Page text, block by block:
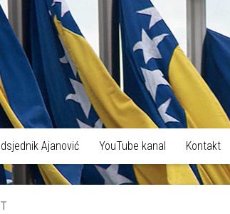
Ajanović YouTube kanal Kontakt